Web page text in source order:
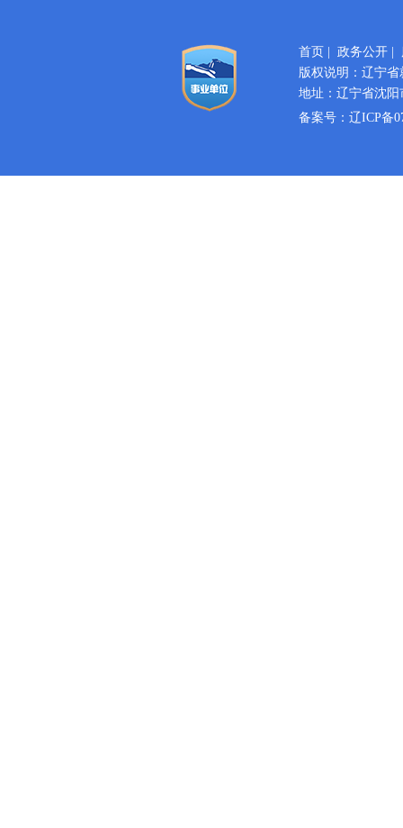
首页 政务公开|
版权说明：辽宁
地址：辽宁省沈
备案号： 辽ICP备